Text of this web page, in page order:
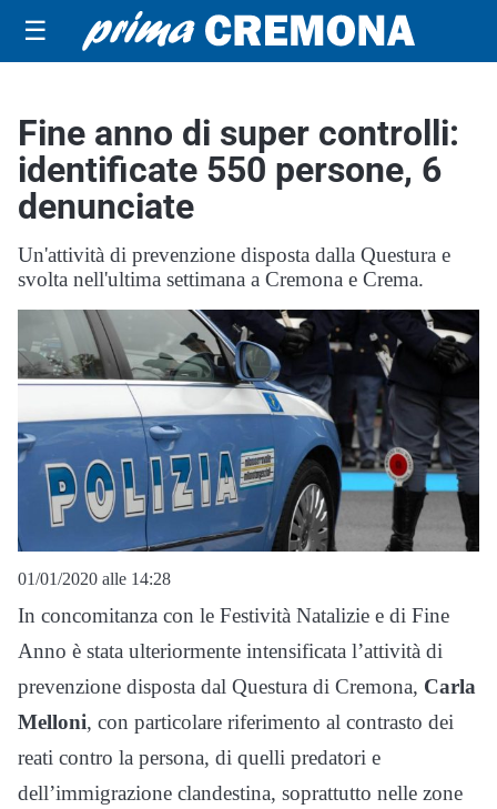
☰
Fine anno di super controlli:
identificate 550 persone, 6
denunciate
Un'attività di prevenzione disposta dalla Questura e
svolta nell'ultima settimana a Cremona e Crema.
01/01/2020 alle 14:28
In concomitanza con le Festività Natalizie e di Fine
Anno è stata ulteriormente intensificata l’attività di
prevenzione disposta dal Questura di Cremona, Carla
Melloni, con particolare riferimento al contrasto dei
reati contro la persona, di quelli predatori e
dell’immigrazione clandestina, soprattutto nelle zone